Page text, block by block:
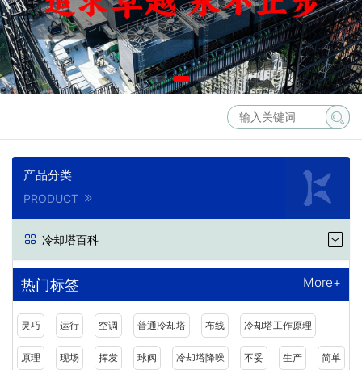
产品分类
PRODUCT
冷却塔百科
热门标签 More+
灵巧 运行 空调 普通冷却塔 布线 冷却塔工作原理
原理 现场 挥发 球阀 冷却塔降噪 不妥 生产 简单